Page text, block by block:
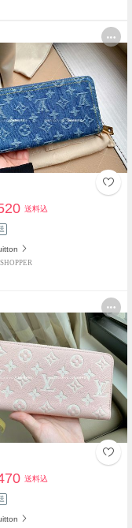
送料込
送料込